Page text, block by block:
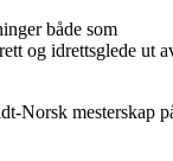
både som
og idrettsglede ut
Norsk mesterskap